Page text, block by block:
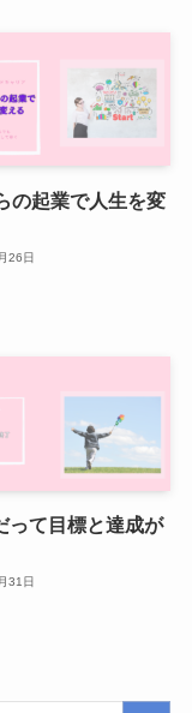
の起業で人生を変
26日
って目標と達成が
31日